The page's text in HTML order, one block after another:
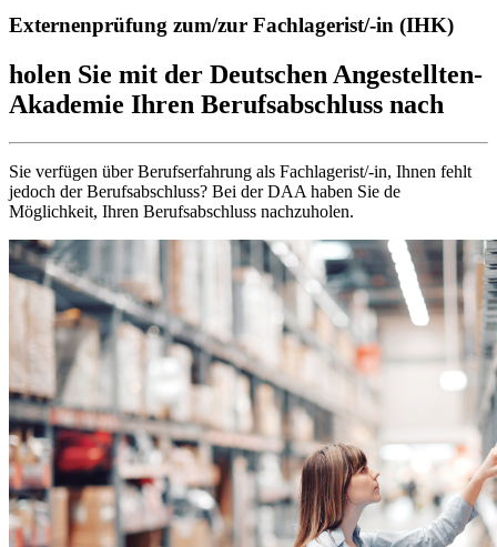
Externenprüfung zum/zur Fachlagerist/-in (IHK)
holen Sie mit der Deutschen Angestellten-
Akademie Ihren Berufsabschluss nach
Sie verfügen über Berufserfahrung als Fachlagerist/-in, Ihnen fehlt
jedoch der Berufsabschluss? Bei der DAA haben Sie de
Möglichkeit, Ihren Berufsabschluss nachzuholen.